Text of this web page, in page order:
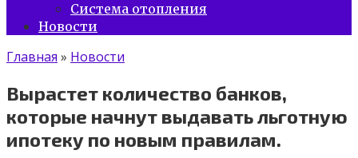
Система отопления
Новости
Главная » Новости
Вырастет количество банков,
которые начнут выдавать льготную
ипотеку по новым правилам.